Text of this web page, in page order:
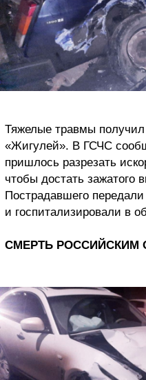
Тяжелые травмы
«Жигулей». В ГСЧС
пришлось разрезать
чтобы достать зажатого
Пострадавшего
и госпитализировали в
СМЕРТЬ РОССИЙСКИМ